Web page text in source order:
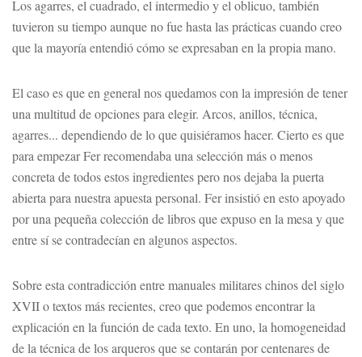
Los agarres, el cuadrado, el intermedio y el oblicuo, también
tuvieron su tiempo aunque no fue hasta las prácticas cuando creo
que la mayoría entendió cómo se expresaban en la propia mano.
El caso es que en general nos quedamos con la impresión de tener
una multitud de opciones para elegir. Arcos, anillos, técnica,
agarres... dependiendo de lo que quisiéramos hacer. Cierto es que
para empezar Fer recomendaba una selección más o menos
concreta de todos estos ingredientes pero nos dejaba la puerta
abierta para nuestra apuesta personal. Fer insistió en esto apoyado
por una pequeña colección de libros que expuso en la mesa y que
entre sí se contradecían en algunos aspectos.
Sobre esta contradicción entre manuales militares chinos del siglo
XVII o textos más recientes, creo que podemos encontrar la
explicación en la función de cada texto. En uno, la homogeneidad
de la técnica de los arqueros que se contarán por centenares de